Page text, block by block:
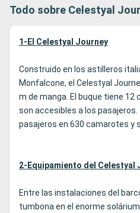
Todo sobre Celestyal
1-El Celestyal Journey
Construido en los astilleros
Monfalcone, el Celestyal
m de manga. El buque tiene 12
son accesibles a los
pasajeros en 630 camarotes y
2-Equipamiento del Celestyal
Entre las instalaciones del
tumbona en el enorme